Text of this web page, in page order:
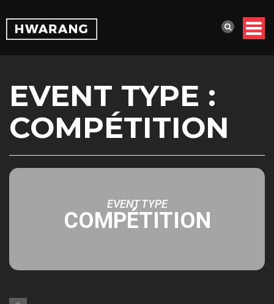
EVENT TYPE :
COMPÉTITION
EVENT TYPE
COMPÉTITION